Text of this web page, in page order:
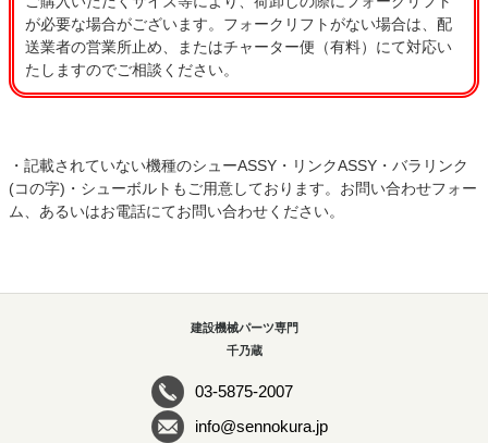
が必要な場合がございます。フォークリフトがない場合は、配
送業者の営業所止め、またはチャーター便（有料）にて対応い
たしますのでご相談ください。
・記載されていない機種のシューASSY・リンクASSY・バラリンク
(コの字)・シューボルトもご用意しております。お問い合わせフォー
ム、あるいはお電話にてお問い合わせください。
建設機械パーツ専門
千乃蔵
03-5875-2007
info@sennokura.jp